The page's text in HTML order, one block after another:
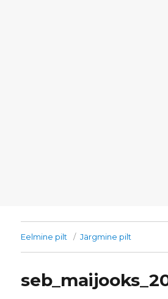
Eelmine pilt Järgmine pilt